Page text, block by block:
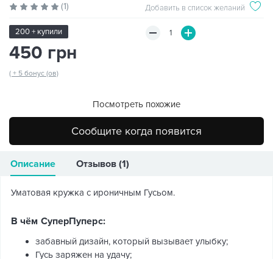
(1) Добавить в список желаний
200 + купили
450 грн
( + 5 бонус (ов)
Посмотреть похожие
Сообщите когда появится
Описание Отзывов (1)
Уматовая кружка с ироничным Гусьом.
В чём СуперПуперс:
забавный дизайн, который вызывает улыбку;
Гусь заряжен на удачу;